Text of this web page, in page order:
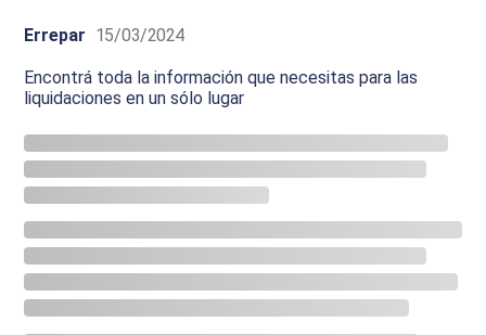
Errepar 15/03/2024
Encontrá toda la información que necesitas para las
liquidaciones en un sólo lugar